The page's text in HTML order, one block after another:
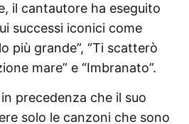
il cantautore ha eseguito
successi iconici come
più grande”, “Ti scatterò
mare” e “Imbranato”.
precedenza che il suo
solo le canzoni che sono